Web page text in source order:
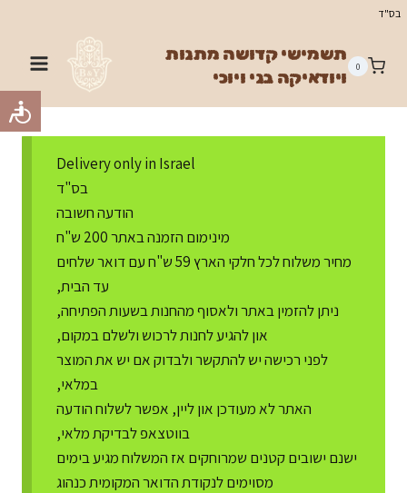
Skip
content
בס"ד
0
תשמישי קדושה מתנות
ויודאיקה בני ויוכי
Delivery only in Israel
בס"ד
הודעה חשובה
מינימום הזמנה באתר 200 ש"ח
מחיר משלוח לכל חלקי הארץ 59 ש"ח עם דואר שלחים
עד הבית,
ניתן להזמין באתר ולאסוף מהחנות בשעות הפתיחה,
און להגיע לחנות לרכוש ולשלם במקום,
לפני רכישה יש להתקשר ולבדוק אם יש את המוצר
במלאי,
האתר לא מעודכן און ליין, אפשר לשלוח הודעה
בווטצאפ לבדיקת מלאי,
ישנם ישובים קטנים שמרוחקים אז המשלוח מגיע בימים
מסוימים לנקודת הדואר המקומית כנהוג